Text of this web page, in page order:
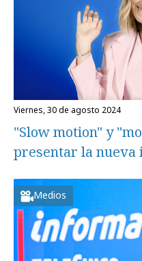
viernes, 30 de agosto 2024
"Slow motion" y
presentar la nueva
Medios